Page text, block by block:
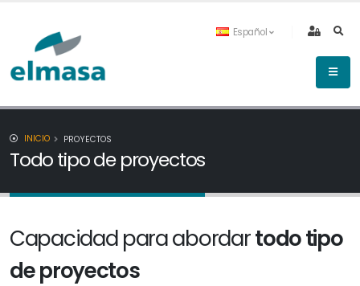
Español
INICIO PROYECTOS
Todo tipo de proyectos
Capacidad para abordartodo tipo
de proyectos